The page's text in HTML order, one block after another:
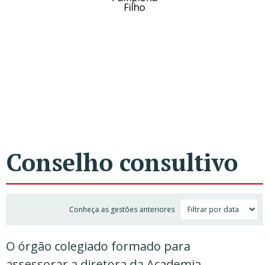
Filho
Conselho consultivo
Conheça as gestões anteriores
O órgão colegiado formado para